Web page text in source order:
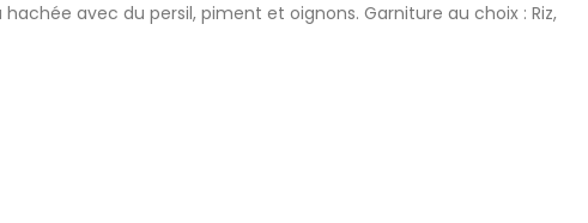
avec du persil, piment et oignons. Garniture au choix : Riz,